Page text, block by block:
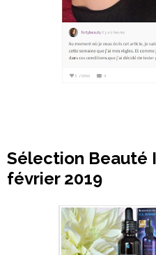
Sélection Beauté
février 2019